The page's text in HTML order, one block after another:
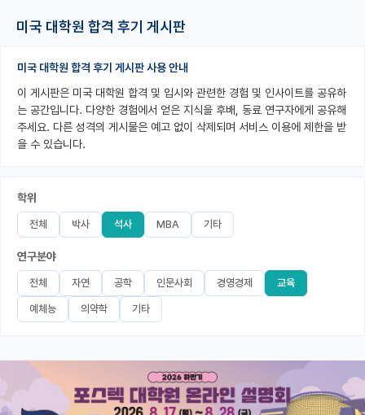
PI 전용 게시판
특수/전문대학원 게시판
반도체/AI 게시판
장학금/장학생 게시판
홍보 게시판
유학교육
이벤트
재팬라운지 🌸
미국 대학원 합격 후기 게시판
미국 대학원 합격 후기 게시판 사용 안내
이 게시판은 미국 대학원 합격 및 입시와 관련한 경험 및 인사이트를 공유하
는 공간입니다. 다양한 경험에서 얻은 지식을 후배, 동료 연구자에게 공유해
주세요. 다른 성격의 게시물은 예고 없이 삭제되며 서비스 이용에 제한을 받
을 수 있습니다.
학위
전체 박사 석사 MBA 기타
연구분야
전체 자연 공학 인문사회 경영경제 교육
예체능 의약학 기타